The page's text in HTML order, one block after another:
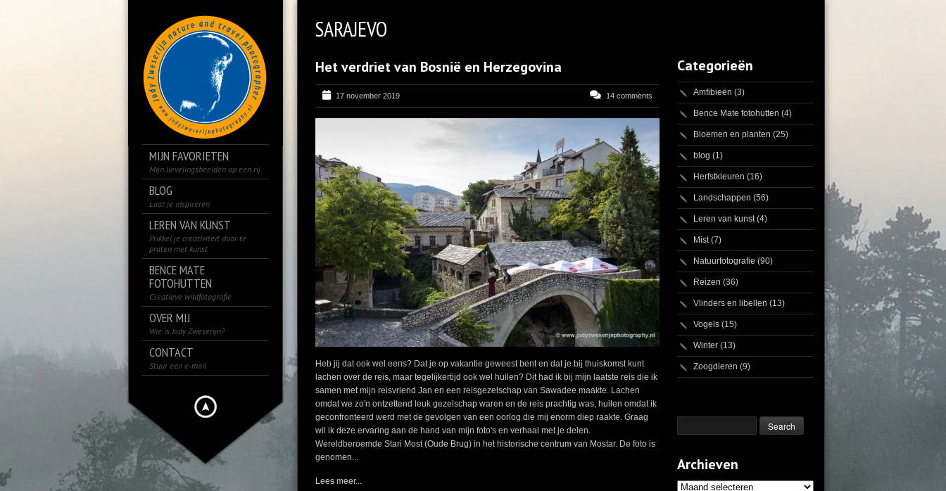
MIJN FAVORIETEN
Mijn lievelingsbeelden op een rij
BLOG
Laat je inspireren
LEREN VAN KUNST
Prikkel je creativiteit door te
praten met kunst
BENCE MATE
FOTOHUTTEN
Creatieve wildfotografie
OVER MIJ
Wie is Jody Zweserijn?
CONTACT
Stuur een e-mail
SARAJEVO
Het verdriet van Bosnië en Herzegovina
17 november 2019 14 comments
Heb jij dat ook wel eens? Dat je op vakantie geweest bent en dat je bij thuiskomst kunt
lachen over de reis, maar tegelijkertijd ook wel huilen? Dit had ik bij mijn laatste reis die ik
samen met mijn reisvriend Jan en een reisgezelschap van Sawadee maakte. Lachen
omdat we zo'n ontzettend leuk gezelschap waren en de reis prachtig was, huilen omdat ik
geconfronteerd werd met de gevolgen van een oorlog die mij enorm diep raakte. Graag
wil ik deze ervaring aan de hand van mijn foto's en verhaal met je delen.
Wereldberoemde Stari Most (Oude Brug) in het historische centrum van Mostar. De foto is
genomen...
Lees meer...
Categorieën
Amfibieën (3)
Bence Mate fotohutten (4)
Bloemen en planten (25)
blog (1)
Herfstkleuren (16)
Landschappen (56)
Leren van kunst(4)
Mist(7)
Natuurfotografie (90)
Reizen (36)
Vlinders en libellen (13)
Vogels (15)
Winter (13)
Zoogdieren (9)
Archieven
Archieven